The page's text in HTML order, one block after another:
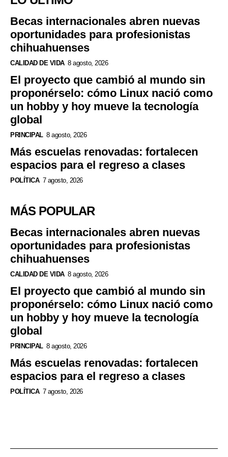
Becas internacionales abren nuevas
oportunidades para profesionistas
chihuahuenses
CALIDAD DE VIDA 8 agosto, 2026
El proyecto que cambió al mundo sin
proponérselo: cómo Linux nació como
un hobby y hoy mueve la tecnología
global
PRINCIPAL 8 agosto, 2026
Más escuelas renovadas: fortalecen
espacios para el regreso a clases
POLÍTICA 7 agosto, 2026
MÁS POPULAR
Becas internacionales abren nuevas
oportunidades para profesionistas
chihuahuenses
CALIDAD DE VIDA 8 agosto, 2026
El proyecto que cambió al mundo sin
proponérselo: cómo Linux nació como
un hobby y hoy mueve la tecnología
global
PRINCIPAL 8 agosto, 2026
Más escuelas renovadas: fortalecen
espacios para el regreso a clases
POLÍTICA 7 agosto, 2026